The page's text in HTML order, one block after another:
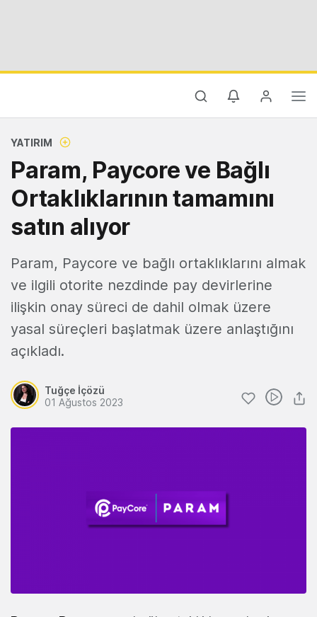
YATIRIM
Param, Paycore ve Bağlı
Ortaklıklarının tamamını
satın alıyor
Param, Paycore ve bağlı ortaklıklarını almak
ve ilgili otorite nezdinde pay devirlerine
ilişkin onay süreci de dahil olmak üzere
yasal süreçleri başlatmak üzere anlaştığını
açıkladı.
Tuğçe İçözü
01 Ağustos 2023